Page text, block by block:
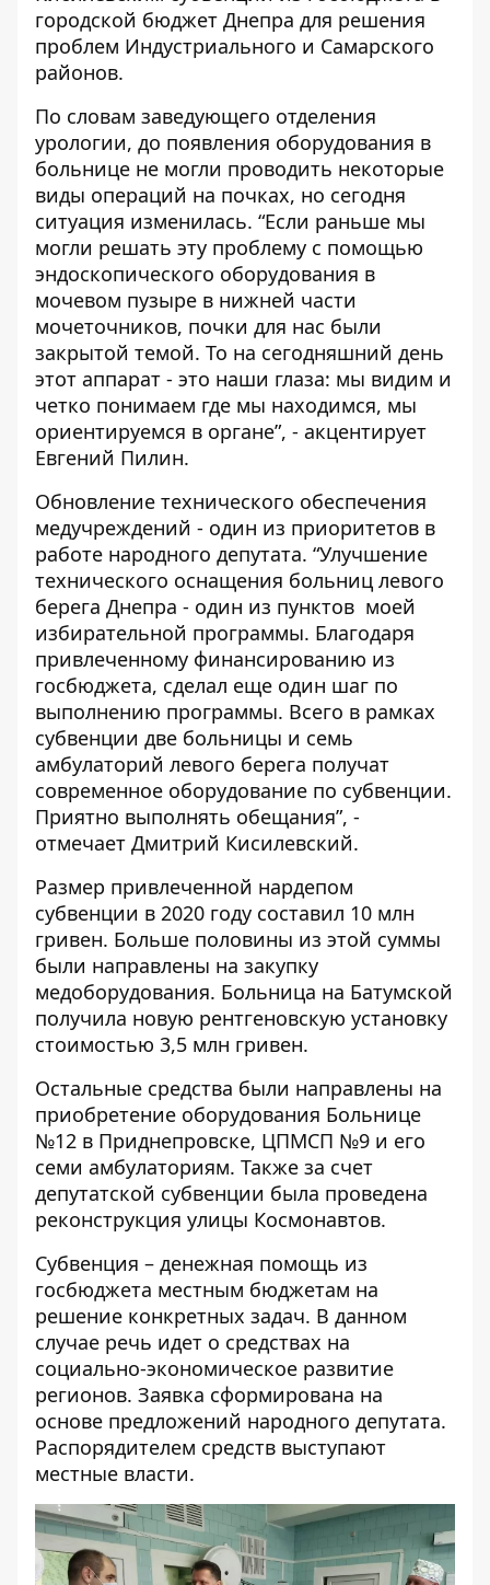
городской бюджет Днепра для решения
проблем Индустриального и Самарского
районов.
По словам заведующего отделения
урологии, до появления оборудования в
больнице не могли проводить некоторые
виды операций на почках, но сегодня
ситуация изменилась. “Если раньше мы
могли решать эту проблему с помощью
эндоскопического оборудования в
мочевом пузыре в нижней части
мочеточников, почки для нас были
закрытой темой. То на сегодняшний день
этот аппарат - это наши глаза: мы видим и
четко понимаем где мы находимся, мы
ориентируемся в органе”, - акцентирует
Евгений Пилин.
Обновление технического обеспечения
медучреждений - один из приоритетов в
работе народного депутата. “Улучшение
технического оснащения больниц левого
берега Днепра - один из пунктов моей
избирательной программы. Благодаря
привлеченному финансированию из
госбюджета, сделал еще один шаг по
выполнению программы. Всего в рамках
субвенции две больницы и семь
амбулаторий левого берега получат
современное оборудование по субвенции.
Приятно выполнять обещания”, -
отмечает Дмитрий Кисилевский.
Размер привлеченной нардепом
субвенции в 2020 году составил 10 млн
гривен. Больше половины из этой суммы
были направлены на закупку
медоборудования. Больница на Батумской
получила новую рентгеновскую установку
стоимостью 3,5 млн гривен.
Остальные средства были направлены на
приобретение оборудования Больнице
№12 в Приднепровске, ЦПМСП №9 и его
семи амбулаториям. Также за счет
депутатской субвенции была проведена
реконструкция улицы Космонавтов.
Субвенция – денежная помощь из
госбюджета местным бюджетам на
решение конкретных задач. В данном
случае речь идет о средствах на
социально-экономическое развитие
регионов. Заявка сформирована на
основе предложений народного депутата.
Распорядителем средств выступают
местные власти.